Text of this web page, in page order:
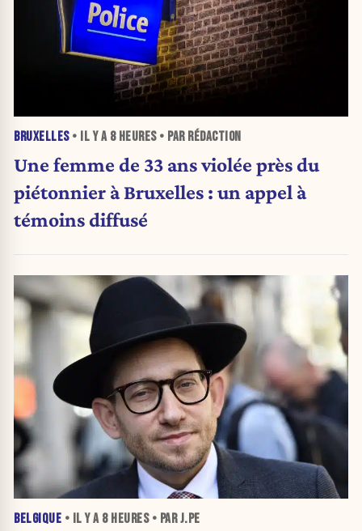
BRUXELLES• IL Y A 8 HEURES• PAR RÉDACTION
Une femme de 33 ans violée près du
piétonnier à Bruxelles : un appel à
témoins diffusé
BELGIQUE • IL Y A 8 HEURES• PAR J.PE